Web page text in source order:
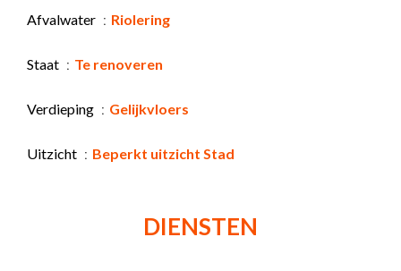
Afvalwater Riolering
Staat Te renoveren
Verdieping Gelijkvloers
Uitzicht Beperkt uitzicht Stad
DIENSTEN